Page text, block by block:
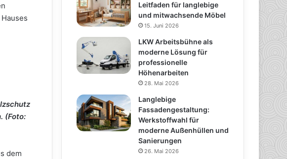
(Foto:
dem
Leitfaden für langlebige
und mitwachsende Möbel
15. Juni 2026
LKW Arbeitsbühne als
moderne Lösung für
professionelle
Höhenarbeiten
28. Mai 2026
Langlebige
Fassadengestaltung:
Werkstoffwahl für
moderne Außenhüllen und
Sanierungen
26. Mai 2026